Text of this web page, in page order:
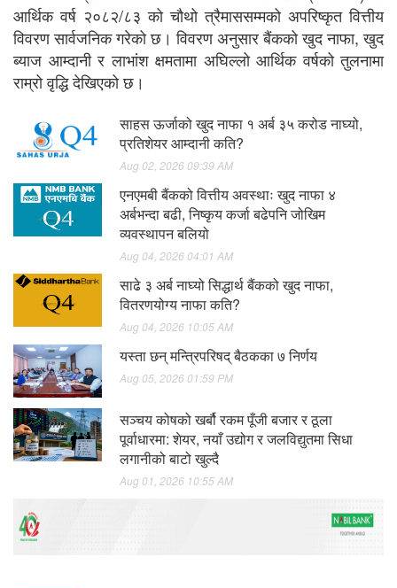
आर्थिक वर्ष २०८२/८३ को चौथो त्रैमाससम्मको अपरिष्कृत वित्तीय
विवरण सार्वजनिक गरेको छ। विवरण अनुसार बैंकको खुद नाफा, खुद
ब्याज आम्दानी र लाभांश क्षमतामा अघिल्लो आर्थिक वर्षको तुलनामा
राम्रो वृद्धि देखिएको छ।
साहस ऊर्जाको खुद नाफा १ अर्ब ३५ करोड नाघ्यो,
प्रतिशेयर आम्दानी कति?
Aug 02, 2026 09:39 AM
एनएमबी बैंकको वित्तीय अवस्थाः खुद नाफा ४
अर्बभन्दा बढी, निष्कृय कर्जा बढेपनि जोखिम
व्यवस्थापन बलियो
Aug 04, 2026 04:01 AM
साढे ३ अर्ब नाघ्यो सिद्धार्थ बैंकको खुद नाफा,
वितरणयोग्य नाफा कति?
Aug 04, 2026 10:05 AM
यस्ता छन् मन्त्रिपरिषद् बैठकका ७ निर्णय
Aug 05, 2026 01:59 PM
सञ्चय कोषको खर्बौ रकम पूँजी बजार र ठूला
पूर्वाधारमा: शेयर, नयाँ उद्योग र जलविद्युतमा सिधा
लगानीको बाटो खुल्दै
Aug 01, 2026 10:55 AM